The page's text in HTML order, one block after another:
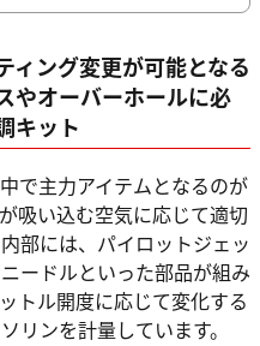
ィング変更が可能となる
やオーバーホールに必
キット
で主力アイテムとなるのが
吸い込む空気に応じて適切
部には、パイロットジェッ
ードルといった部品が組み
トル開度に応じて変化する
リンを計量しています。